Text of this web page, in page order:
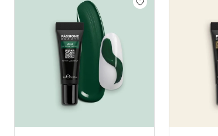
Ajouter à la liste